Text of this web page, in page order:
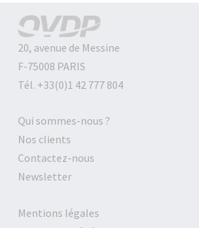
20, avenue de Messine
F-75008 PARIS
Tél. +33(0)1 42 777 804
Qui sommes-nous ?
Nos clients
Contactez-nous
Newsletter
Mentions légales